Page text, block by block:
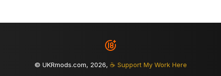
© UKRmods.com, 2026, ☕ Support My Work Here